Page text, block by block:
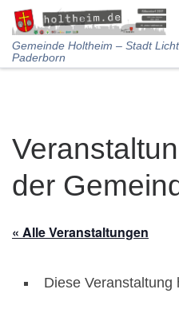
Skip to content
Gemeinde Holtheim – Stadt
Paderborn
der
« Alle Veranstaltungen
Diese Veranstaltung